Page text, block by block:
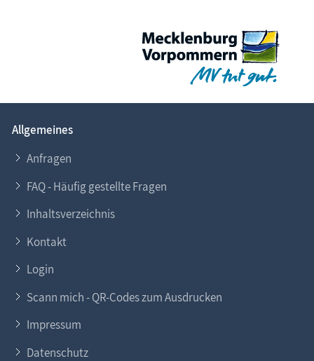
Allgemeines
Anfragen
FAQ - Häufig gestellte Fragen
Inhaltsverzeichnis
Kontakt
Login
Scann mich - QR-Codes zum Ausdrucken
Impressum
Datenschutz